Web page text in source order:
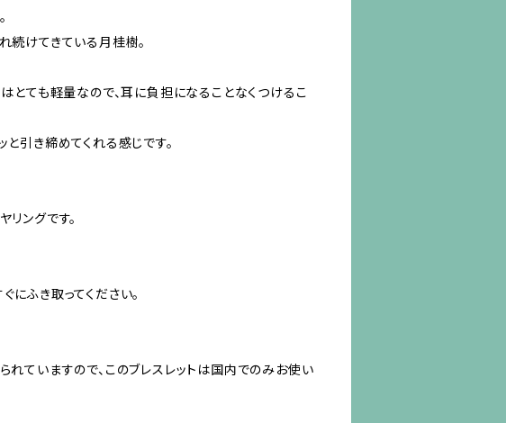
続けてきている月桂樹。
とても軽量なので、耳に負担になることなくつけるこ
引き締めてくれる感じです。
ングです。
ふき取ってください。
ていますので、このブレスレットは国内でのみお使い